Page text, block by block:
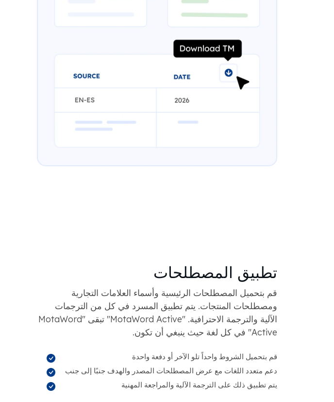
تطبيق المصطلحات
قم بتحميل المصطلحات الرئيسية وأسماء العلامات التجارية
ومصطلحات المنتجات. يتم تطبيق المسرد في كل من الترجمات
الآلية والترجمة الاحترافية. "MotaWord Active" تبقى "MotaWord
Active" في كل لغة حيث ينبغي أن تكون.
قم بتحميل الشروط واحداً تلو الآخر أو دفعة واحدة
دعم متعدد اللغات مع عرض المصطلحات المصدر والهدف جنبًا إلى جنب
يتم تطبيق ذلك على الترجمة الآلية والمراجعة المهنية